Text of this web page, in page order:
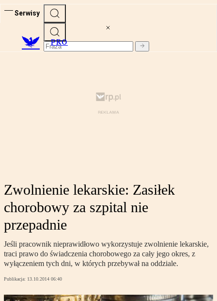
Serwisy
PRO
Zwolnienie lekarskie: Zasiłek
chorobowy za szpital nie
przepadnie
Jeśli pracownik nieprawidłowo wykorzystuje zwolnienie lekarskie,
traci prawo do świadczenia chorobowego za cały jego okres, z
wyłączeniem tych dni, w których przebywał na oddziale.
Publikacja: 13.10.2014 06:40